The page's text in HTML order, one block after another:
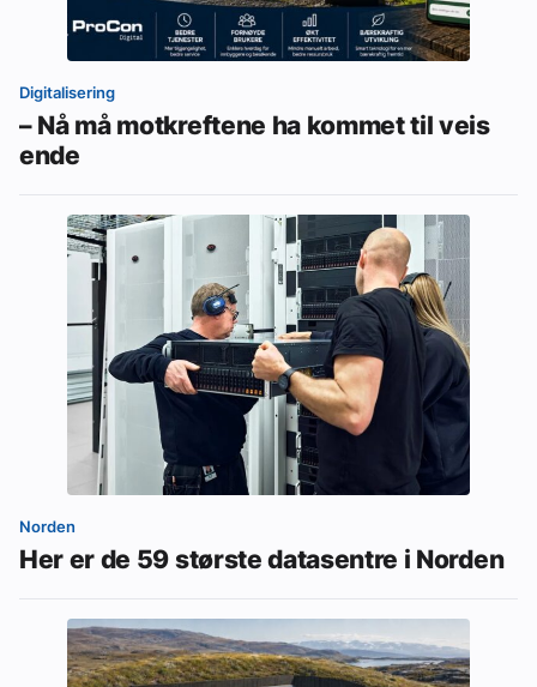
Digitalisering
– Nå må motkreftene ha kommet til veis
ende
Norden
Her er de 59 største datasentre i Norden